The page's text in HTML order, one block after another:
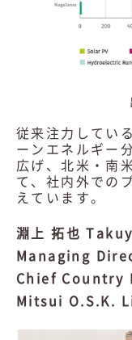
従来注力してい
ーンエネルギー
広げ、北米・南
て、社内外での
えています。
淵上 拓也
Managing
Chief Country
Mitsui O.S.K.